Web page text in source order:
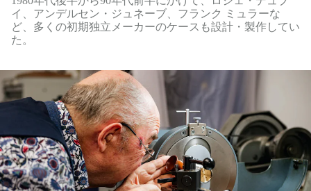
イ、アンデルセン・ジュネーブ、フランク ミュラーな
ど、多くの初期独立メーカーのケースも設計・製作してい
た。